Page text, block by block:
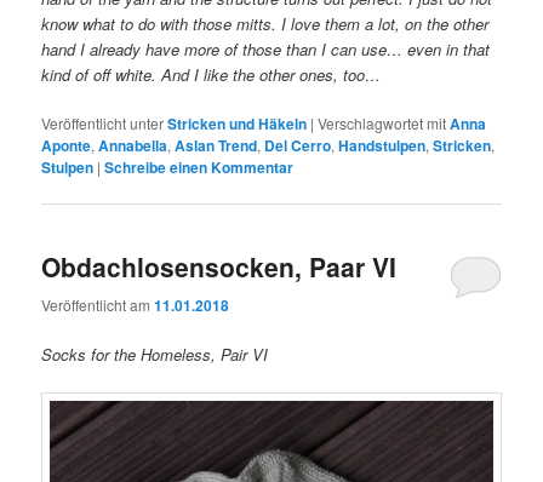
know what to do with those mitts. I love them a lot, on the other
hand I already have more of those than I can use… even in that
kind of off white. And I like the other ones, too…
Veröffentlicht unterStricken und Häkeln |Verschlagwortet mitAnna
Aponte,Annabella,Aslan Trend, Del Cerro,Handstulpen,Stricken,
Stulpen |Schreibe einen Kommentar
Obdachlosensocken, Paar VI
Veröffentlicht am11.01.2018
Socks for the Homeless, Pair VI